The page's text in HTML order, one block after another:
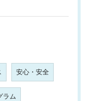
安心・安全
ラム